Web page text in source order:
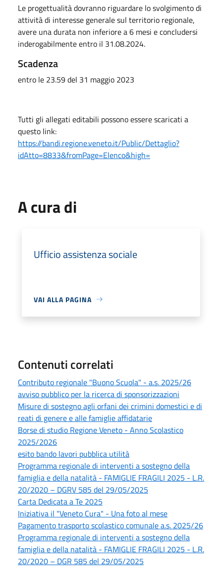
Le progettualità dovranno riguardare lo svolgimento di
attività di interesse generale sul territorio regionale,
avere una durata non inferiore a 6 mesi e concludersi
inderogabilmente entro il 31.08.2024.
Scadenza
entro le 23.59 del 31 maggio 2023
Tutti gli allegati editabili possono essere scaricati a
questo link:
https://bandi.regione.veneto.it/Public/Dettaglio?
idAtto=8833&fromPage=Elenco&high=
A cura di
Ufficio assistenza sociale
VAI ALLA PAGINA
Contenuti correlati
Contributo regionale "Buono Scuola" - a.s. 2025/26
avviso pubblico per la ricerca di sponsorizzazioni
Misure di sostegno agli orfani dei crimini domestici e di
reati di genere e alle famiglie affidatarie
Borse di studio Regione Veneto - Anno Scolastico
2025/2026
esito bando lavori pubblica utilità
Programma regionale di interventi a sostegno della
famiglia e della natalità - FAMIGLIE FRAGILI 2025 - L.R.
20/2020 – DGRV 585 del 29/05/2025
Carta Dedicata a Te 2025
Iniziativa il "Veneto Cura" - Una foto al mese
Pagamento trasporto scolastico comunale a.s. 2025/26
Programma regionale di interventi a sostegno della
famiglia e della natalità - FAMIGLIE FRAGILI 2025 - L.R.
20/2020 – DGR 585 del 29/05/2025